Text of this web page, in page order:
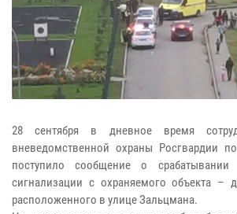
28 сентября в дневное время
вневедомственной охраны Росгвардии
поступило сообщение о срабатывании
сигнализации с охраняемого объекта –
расположенного в улице Зальцмана.